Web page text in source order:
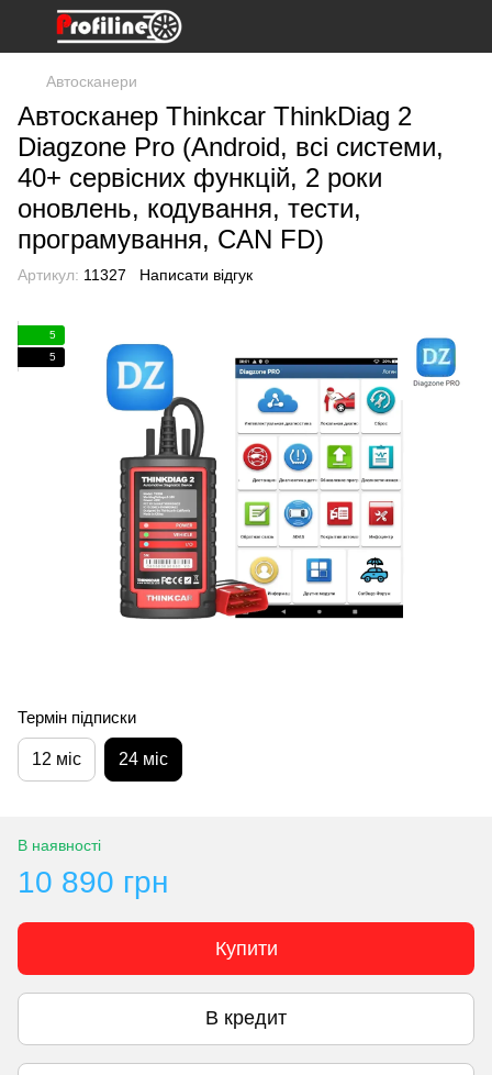
Автосканери
Автосканер Thinkcar ThinkDiag 2
Diagzone Pro (Android, всі системи,
40+ сервісних функцій, 2 роки
оновлень, кодування, тести,
програмування, CAN FD)
Артикул: 11327 Написати відгук
5
5
Термін підписки
12 міс 24 міс
В наявності
10 890 грн
Купити
В кредит